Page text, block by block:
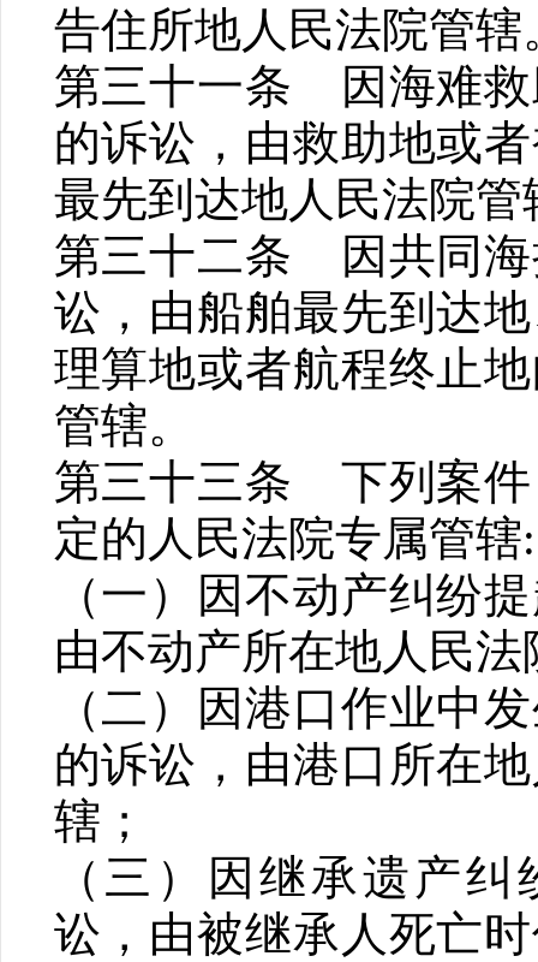
告住所地人民法院管辖
第三十一条 因海难救
的诉讼，由救助地或
最先到达地人民法院管
第三十二条 因共同海
讼，由船舶最先到达
理算地或者航程终止
管辖。
第三十三条 下列案件
定的人民法院专属管辖:
（一）因不动产纠纷
由不动产所在地人民法
（二）因港口作业中
的诉讼，由港口所在
辖；
（三）因继承遗产
讼，由被继承人死亡